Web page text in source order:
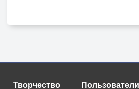
Творчество Пользователи